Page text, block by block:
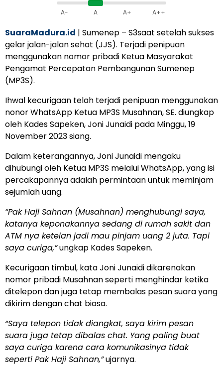
A- A A+ A++
SuaraMadura.id | Sumenep – S3saat setelah sukses
gelar jalan-jalan sehat (JJS). Terjadi penipuan
menggunakan nomor pribadi Ketua Masyarakat
Pengamat Percepatan Pembangunan Sumenep
(MP3S).
Ihwal kecurigaan telah terjadi penipuan menggunakan
nonor WhatsApp Ketua MP3S Musahnan, SE. diungkap
oleh Kades Sapeken, Joni Junaidi pada Minggu, 19
November 2023 siang.
Dalam keterangannya, Joni Junaidi mengaku
dihubungi oleh Ketua MP3S melalui WhatsApp, yang isi
percakapannya adalah permintaan untuk meminjam
sejumlah uang.
“Pak Haji Sahnan (Musahnan) menghubungi saya,
katanya keponakannya sedang di rumah sakit dan
ATM nya ketelan jadi mau pinjam uang 2 juta. Tapi
saya curiga,”ungkap Kades Sapeken.
Kecurigaan timbul, kata Joni Junaidi dikarenakan
nomor pribadi Musahnan seperti menghindar ketika
ditelepon dan juga tetap membalas pesan suara yang
dikirim dengan chat biasa.
“Saya telepon tidak diangkat, saya kirim pesan
suara juga tetap dibalas chat. Yang paling buat
saya curiga karena cara komunikasinya tidak
seperti Pak Haji Sahnan,”ujarnya.